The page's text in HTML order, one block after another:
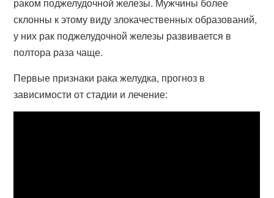
склонны к этому виду злокачественных образований,
у них рак поджелудочной железы развивается в
полтора раза чаще.
Первые признаки рака желудка, прогноз в
зависимости от стадии и лечение: